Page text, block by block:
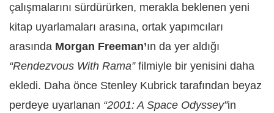
çalışmalarını sürdürürken, merakla beklenen yeni
kitap uyarlamaları arasına, ortak yapımcıları
arasında Morgan Freeman’ın da yer aldığı
“Rendezvous With Rama” filmiyle bir yenisini daha
ekledi. Daha önce Stenley Kubrick tarafından beyaz
perdeye uyarlanan “2001: A Space Odyssey”in